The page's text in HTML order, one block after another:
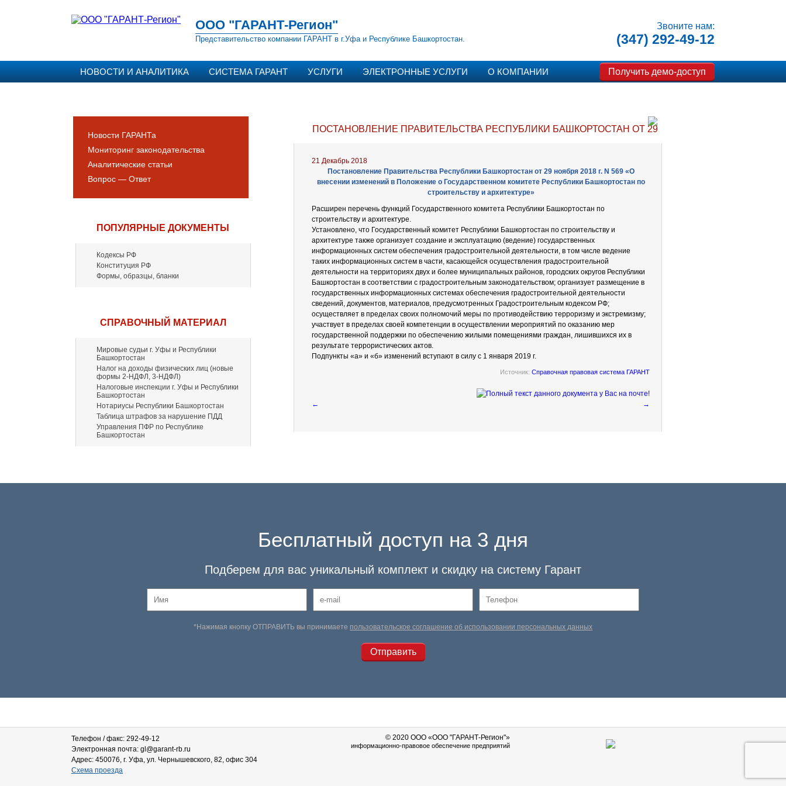
ООО "ГАРАНТ-Регион"
Представительство компании ГАРАНТ в г.Уфа и Республике Башкортостан.
Звоните нам:
(347) 292-49-12
НОВОСТИ И АНАЛИТИКА СИСТЕМА ГАРАНТ УСЛУГИ ЭЛЕКТРОННЫЕ УСЛУГИ О КОМПАНИИ Получить демо-доступ
Новости ГАРАНТа
Мониторинг законодательства
Аналитические статьи
Вопрос — Ответ
ПОПУЛЯРНЫЕ ДОКУМЕНТЫ
Кодексы РФ
Конституция РФ
Формы, образцы, бланки
СПРАВОЧНЫЙ МАТЕРИАЛ
Мировые судьи г. Уфы и Республики
Башкортостан
Налог на доходы физических лиц (новые
формы 2-НДФЛ, 3-НДФЛ)
Налоговые инспекции г. Уфы и Республики
Башкортостан
Нотариусы Республики Башкортостан
Таблица штрафов за нарушение ПДД
Управления ПФР по Республике
Башкортостан
ПОСТАНОВЛЕНИЕ ПРАВИТЕЛЬСТВА РЕСПУБЛИКИ БАШКОРТОСТАН ОТ 29 НОЯБРЯ 2018 Г. N 569
21 Декабрь 2018
Постановление Правительства Республики Башкортостан от 29 ноября 2018 г. N 569 «О
внесении изменений в Положение о Государственном комитете Республики Башкортостан по
строительству и архитектуре»
Расширен перечень функций Государственного комитета Республики Башкортостан по
строительству и архитектуре.
Установлено, что Государственный комитет Республики Башкортостан по строительству и
архитектуре также организует создание и эксплуатацию (ведение) государственных
информационных систем обеспечения градостроительной деятельности, в том числе ведение
таких информационных систем в части, касающейся осуществления градостроительной
деятельности на территориях двух и более муниципальных районов, городских округов Республики
Башкортостан в соответствии с градостроительным законодательством; организует размещение в
государственных информационных системах обеспечения градостроительной деятельности
сведений, документов, материалов, предусмотренных Градостроительным кодексом РФ;
осуществляет в пределах своих полномочий меры по противодействию терроризму и экстремизму;
участвует в пределах своей компетенции в осуществлении мероприятий по оказанию мер
государственной поддержки по обеспечению жилыми помещениями граждан, лишившихся их в
результате террористических актов.
Подпункты «а» и «б» изменений вступают в силу с 1 января 2019 г.
Источник: Справочная правовая система ГАРАНТ
← →
Бесплатный доступ на 3 дня
Подберем для вас уникальный комплект и скидку на систему Гарант
*Нажимая кнопку ОТПРАВИТЬ вы принимаете пользовательское соглашение об использовании персональных данных
Телефон / факс: 292-49-12
Электронная почта: gl@garant-rb.ru
Адрес: 450076, г. Уфа, ул. Чернышевского, 82, офис 304
Схема проезда
© 2020 OOO «ООО "ГАРАНТ-Регион"»
информационно-правовое обеспечение предприятий